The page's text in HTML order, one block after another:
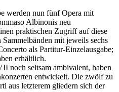
werden nun fünf Opera mit
Albinonis neu
praktischen Zugriff auf diese
mit jeweils sechs
als Partitur-Einzelausgabe;
erhältlich.
noch seltsam ambivalent, haben
entwickelt. Die zwölf zu
aus letzterem gliedern sich der